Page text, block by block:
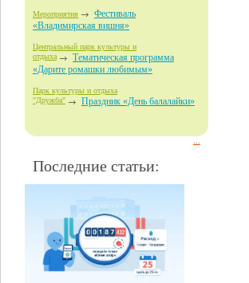
Мероприятия
Фестиваль
«Владимирская вишня»
Центральный парк культуры и
отдыха
Тематическая программа
«Дарите ромашки любимым»
Парк культуры и отдыха
"Дружба" Праздник «День балалайки»
Последние статьи: